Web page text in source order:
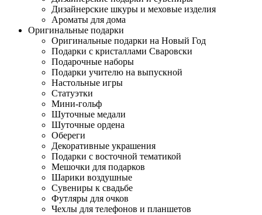
Дизайнерские шкуры и меховые изделия
Ароматы для дома
Оригинальные подарки
Оригинальные подарки на Новый Год
Подарки с кристаллами Сваровски
Подарочные наборы
Подарки учителю на выпускной
Настольные игры
Статуэтки
Мини-гольф
Шуточные медали
Шуточные ордена
Обереги
Декоративные украшения
Подарки с восточной тематикой
Мешочки для подарков
Шарики воздушные
Сувениры к свадьбе
Футляры для очков
Чехлы для телефонов и планшетов